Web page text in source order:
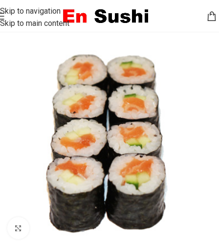
Skip to navigation
Skip to main content
Klik for at forstørre